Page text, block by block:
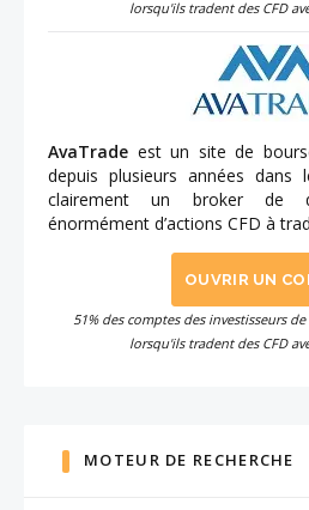
lorsqu'ils tradent des CFD
AvaTrade est un site de
depuis plusieurs années dans
clairement un broker de
énormément d’actions CFD à
OUVRIR UN
51% des comptes des investisseurs
lorsqu'ils tradent des CFD
MOTEUR DE RECHERCHE